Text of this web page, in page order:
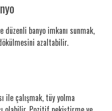
banyo imkanı sunmak,
azaltabilir.
ile çalışmak, tüy yolma